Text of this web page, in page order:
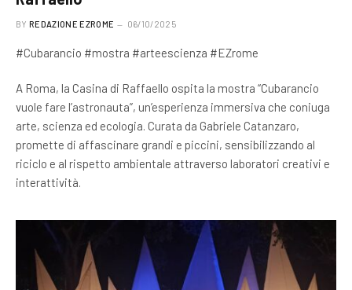
BY REDAZIONE EZROME 06/10/2025
#Cubarancio #mostra #arteescienza #EZrome
A Roma, la Casina di Raffaello ospita la mostra “Cubarancio
vuole fare l’astronauta”, un’esperienza immersiva che coniuga
arte, scienza ed ecologia. Curata da Gabriele Catanzaro,
promette di affascinare grandi e piccini, sensibilizzando al
riciclo e al rispetto ambientale attraverso laboratori creativi e
interattività.